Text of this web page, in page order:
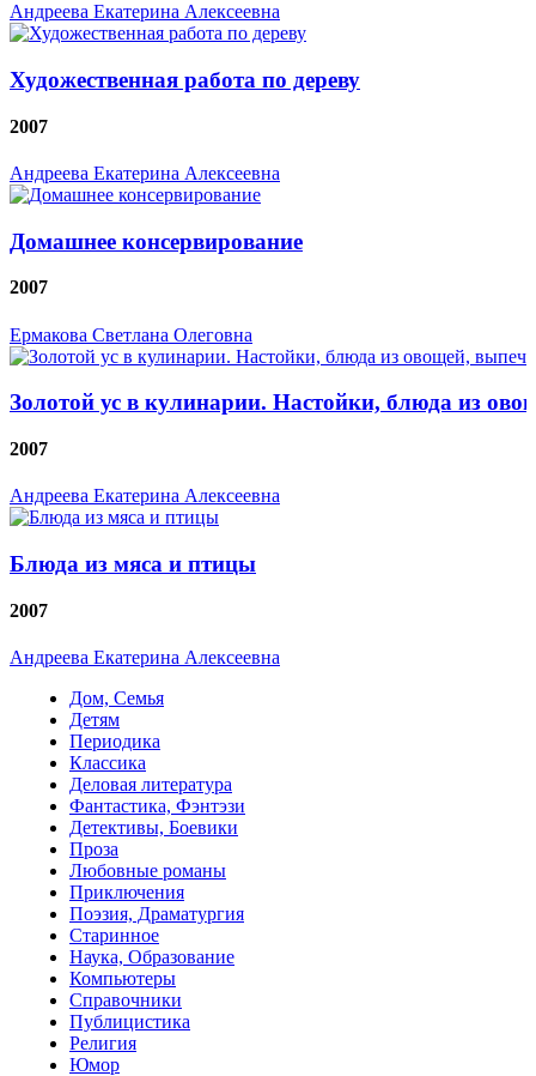
Андреева Екатерина Алексеевна
Художественная работа по дереву
2007
Андреева Екатерина Алексеевна
Домашнее консервирование
2007
Ермакова Светлана Олеговна
Золотой ус в кулинарии. Настойки, блюда из
2007
Андреева Екатерина Алексеевна
Блюда из мяса и птицы
2007
Андреева Екатерина Алексеевна
Дом, Семья
Детям
Периодика
Классика
Деловая литература
Фантастика, Фэнтэзи
Детективы, Боевики
Проза
Любовные романы
Приключения
Поэзия, Драматургия
Старинное
Наука, Образование
Компьютеры
Справочники
Публицистика
Религия
Юмор